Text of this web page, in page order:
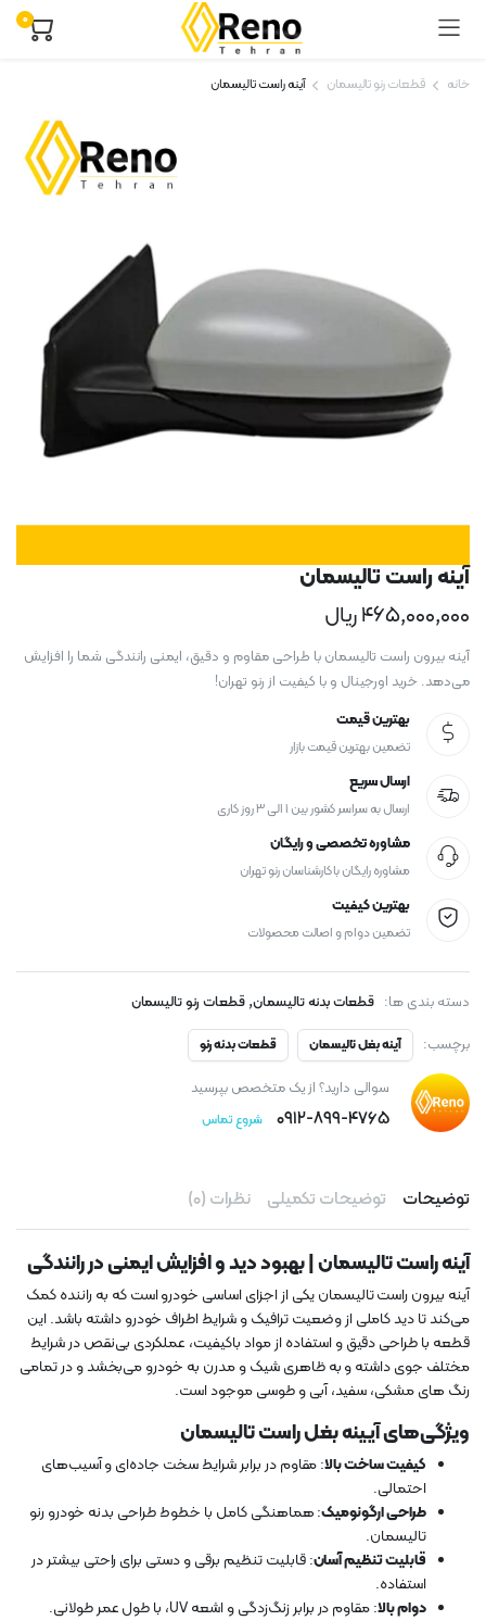
۰
خانه قطعات رنو تالیسمان آینه راست تالیسمان
آینه راست تالیسمان
۴۶۵,۰۰۰,۰۰۰ریال
آینه بیرون راست تالیسمان با طراحی مقاوم و دقیق، ایمنی رانندگی شما را افزایش
می‌دهد. خرید اورجینال و با کیفیت از رنو تهران!
بهترین قیمت
تضمین بهترین قیمت بازار
ارسال سریع
ارسال به سراسر کشور بین ۱ الی ۳ روز کاری
مشاوره تخصصی و رایگان
مشاوره رایگان با کارشناسان رنو تهران
بهترین کیفیت
تضمین دوام و اصالت محصولات
دسته بندی ها: قطعات بدنه تالیسمان, قطعات رنو تالیسمان
برچسب:
آینه بغل تالیسمان قطعات بدنه رنو
سوالی دارید؟ از یک متخصص بپرسید
۰۹۱۲-۸۹۹-۴۷۶۵ شروع تماس
توضیحات توضیحات تکمیلی نظرات (۰)
آینه راست تالیسمان | بهبود دید و افزایش ایمنی در رانندگی
آینه بیرون راست تالیسمان یکی از اجزای اساسی خودرو است که به راننده کمک
می‌کند تا دید کاملی از وضعیت ترافیک و شرایط اطراف خودرو داشته باشد. این
قطعه با طراحی دقیق و استفاده از مواد باکیفیت، عملکردی بی‌نقص در شرایط
مختلف جوی داشته و به ظاهری شیک و مدرن به خودرو می‌بخشد و در تمامی
رنگ های مشکی، سفید، آبی و طوسی موجود است.
ویژگی‌های آیینه بغل راست تالیسمان
کیفیت ساخت بالا: مقاوم در برابر شرایط سخت جاده‌ای و آسیب‌های
احتمالی.
طراحی ارگونومیک: هماهنگی کامل با خطوط طراحی بدنه خودرو رنو
تالیسمان.
قابلیت تنظیم آسان: قابلیت تنظیم برقی و دستی برای راحتی بیشتر در
استفاده.
دوام بالا: مقاوم در برابر زنگ‌زدگی و اشعه UV، با طول عمر طولانی.